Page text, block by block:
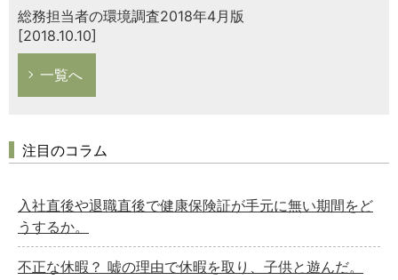
総務担当者の環境調査2018年4月版
[2018.10.10]
一覧へ
注目のコラム
入社直後や退職直後で健康保険証が手元に無い期間をど
うするか。
不正な休暇？ 嘘の理由で休暇を取り、子供と遊んだ。